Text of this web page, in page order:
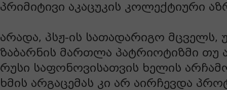
პრიმიტივი აკაცუკის კოლექტიური
არადა, პსჟ-ის სათადარიგო მცველს,
ზაბარნის მართლა პატრიოტიზმი თუ
რუსი საფონოვისათვის ხელის
ხმის არგაცემას კი არ აირჩევდა